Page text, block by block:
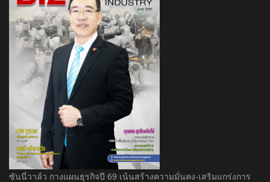
ซันนี่วาล์ว กางแผนธุรกิจปี 69 เน้นสร้างความมั่นคง-เสริมแกร่งการ